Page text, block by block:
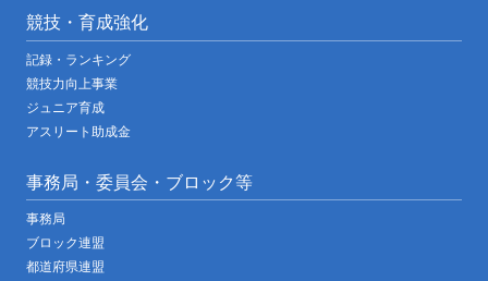
競技・育成強化
記録・ランキング
競技力向上事業
ジュニア育成
アスリート助成金
事務局・委員会・ブロック等
事務局
ブロック連盟
都道府県連盟